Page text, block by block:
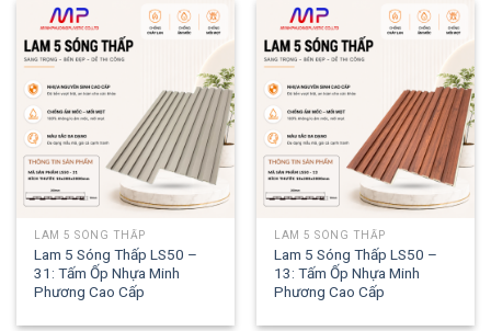
LAM 5 SÓNG THẤP
Lam 5 Sóng Thấp LS50 –
31: Tấm Ốp Nhựa Minh
Phương Cao Cấp
LAM 5 SÓNG THẤP
Lam 5 Sóng Thấp LS50 –
13: Tấm Ốp Nhựa Minh
Phương Cao Cấp